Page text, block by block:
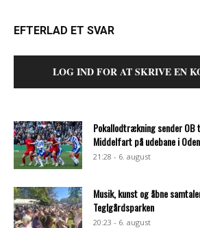
EFTERLAD ET SVAR
LOG IND FOR AT SKRIVE EN
Pokallodtrækning sender OB
Middelfart på udebane i
21:28 - 6. august
Musik, kunst og åbne
Teglgårdsparken
20:23 - 6. august